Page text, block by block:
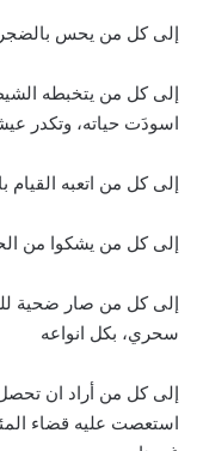
إلى كل من يحس بالضجر
إلى كل من يتخبطه
اسودَت حياته، وتكدر
إلى كل من اتعبه القيام
إلى كل من يشكوا من
إلى كل من صار ضحية
سحري، بكل انواعه
إلى كل من أراد ان
استعصت عليه قضاء